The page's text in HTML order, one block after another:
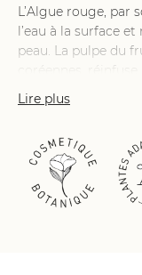
L’Algue rouge, par
l’eau à la surface
peau. La pulpe du
coréennes,
actives de Papyrus
peau et revitalisent
déshydratation.
Gorgée d’eau et
semble plus forte.
Lire plus